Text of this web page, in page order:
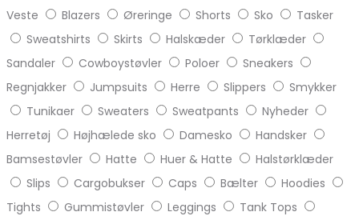
Veste
Blazers Øreringe Shorts Sko
Tasker
Sweatshirts
Skirts Halskæder
Tørklæder
Sandaler
Cowboystøvler Poloer
Sneakers
Regnjakker
Jumpsuits Herre Slippers
Smykker
Tunikaer
Sweaters Sweatpants
Nyheder
Herretøj
Højhælede sko Damesko
Handsker
Bamsestøvler
Hatte Huer & Hatte
Halstørklæder
Slips
Cargobukser Caps Bælter
Hoodies
Tights
Gummistøvler Leggings
Tank Tops